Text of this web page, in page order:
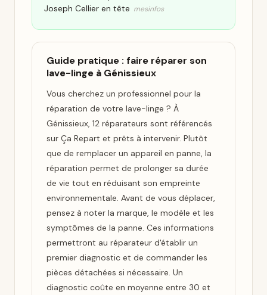
Joseph Cellier en tête mesinfos
Guide pratique : faire réparer son
lave-linge à Génissieux
Vous cherchez un professionnel pour la
réparation de votre lave-linge ? À
Génissieux, 12 réparateurs sont référencés
sur Ça Repart et prêts à intervenir. Plutôt
que de remplacer un appareil en panne, la
réparation permet de prolonger sa durée
de vie tout en réduisant son empreinte
environnementale. Avant de vous déplacer,
pensez à noter la marque, le modèle et les
symptômes de la panne. Ces informations
permettront au réparateur d'établir un
premier diagnostic et de commander les
pièces détachées si nécessaire. Un
diagnostic coûte en moyenne entre 30 et